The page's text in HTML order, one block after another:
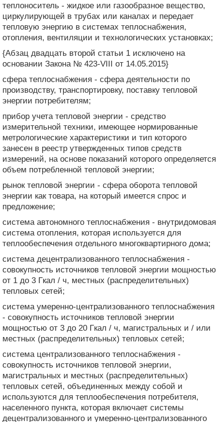
теплоноситель - жидкое или газообразное вещество,
циркулирующей в трубах или каналах и передает
тепловую энергию в системах теплоснабжения,
отопления, вентиляции и технологических установках;
{Абзац двадцать второй статьи 1 исключено на
основании Закона № 423-VIII от 14.05.2015}
сфера теплоснабжения - сфера деятельности по
производству, транспортировку, поставку тепловой
энергии потребителям;
прибор учета тепловой энергии - средство
измерительной техники, имеющее нормированные
метрологические характеристики и тип которого
занесен в реестр утвержденных типов средств
измерений, на основе показаний которого определяется
объем потребленной тепловой энергии;
рынок тепловой энергии - сфера оборота тепловой
энергии как товара, на который имеется спрос и
предложение;
система автономного теплоснабжения - внутридомовая
система отопления, которая используется для
теплообеспечения отдельного многоквартирного дома;
система децентрализованного теплоснабжения -
совокупность источников тепловой энергии мощностью
от 1 до 3 Гкал / ч, местных (распределительных)
тепловых сетей;
система умеренно-централизованного теплоснабжения
- совокупность источников тепловой энергии
мощностью от 3 до 20 Гкал / ч, магистральных и / или
местных (распределительных) тепловых сетей;
система централизованного теплоснабжения -
совокупность источников тепловой энергии,
магистральных и местных (распределительных)
тепловых сетей, объединенных между собой и
используются для теплообеспечения потребителя,
населенного пункта, которая включает системы
децентрализованного и умеренно-централизованного